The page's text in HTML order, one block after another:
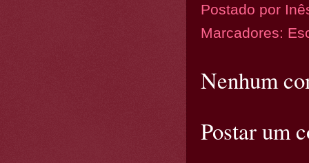
Postado por
Marcadores:
Nenhum
Postar um